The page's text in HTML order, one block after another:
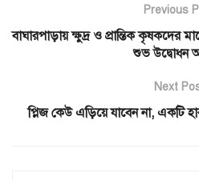
Previous
বাঘারপাড়ায় ক্ষুদ্র ও প্রান্তিক কৃষকদের
শুভ উদ্বোধন
Next
প্লিজ কেউ এড়িয়ে যাবেন না, একটি